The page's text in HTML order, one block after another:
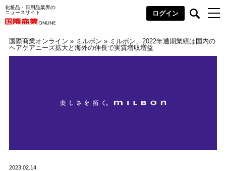
化粧品・日用品業界の
ニュースサイト
ログイン
国際商業オンライン » ミルボン » ミルボン、2022年通期業績は国内の
ヘアケアニーズ拡大と海外の伸長で実質増収増益
2023.02.14